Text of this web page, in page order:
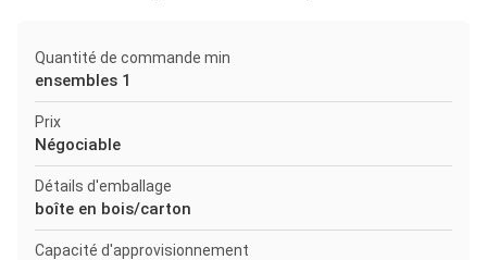
Quantité de commande min
ensembles 1
Prix
Négociable
Détails d'emballage
boîte en bois/carton
Capacité d'approvisionnement